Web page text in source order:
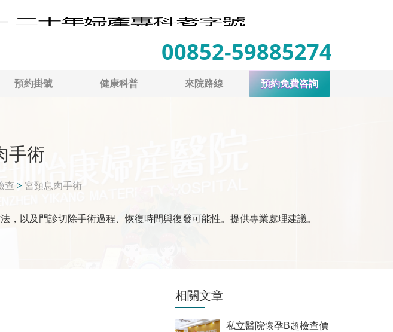
00852-59885274
預約掛號 健康科普 來院路線 預約免費咨詢
手術
查 >宮頸息肉手術
以及門診切除手術過程、恢復時間與復發可能性。提供專業處理建議。
相關文章
私立醫院懷孕B超檢查價